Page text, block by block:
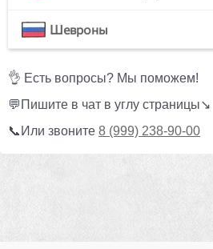
Шевроны
👌 Есть вопросы? Мы поможем!
💬Пишите в чат в углу страницы↘️
📞Или звоните 8 (999) 238-90-00